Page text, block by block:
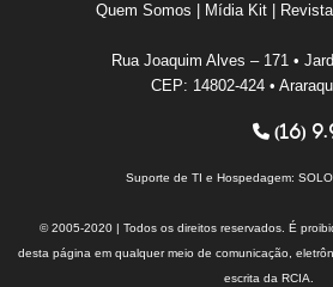
Quem Somos Mídia Kit| Revista
Rua Joaquim Alves – 171 •
CEP: 14802-424 •
(16)
Suporte de TI e Hospedagem:
© 2005-2020 | Todos os direitos reservados. É
desta página em qualquer meio de comunicação,
escrita da RCIA.